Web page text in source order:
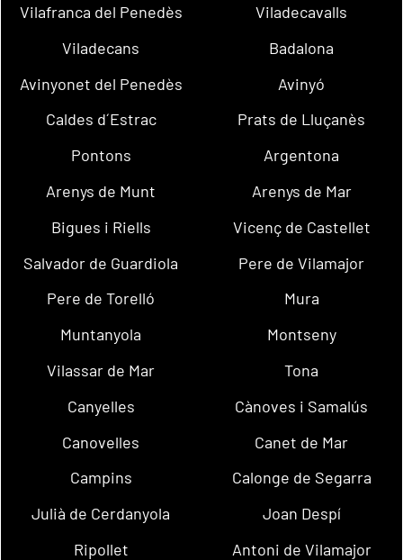
Vilafranca del Penedès
Viladecavalls
Viladecans
Badalona
Avinyonet del Penedès
Avinyó
Caldes d´Estrac
Prats de Lluçanès
Pontons
Argentona
Arenys de Munt
Arenys de Mar
Bigues i Riells
Vicenç de Castellet
Salvador de Guardiola
Pere de Vilamajor
Pere de Torelló
Mura
Muntanyola
Montseny
Vilassar de Mar
Tona
Canyelles
Cànoves i Samalús
Canovelles
Canet de Mar
Campins
Calonge de Segarra
Julià de Cerdanyola
Joan Despí
Ripollet
Antoni de Vilamajor